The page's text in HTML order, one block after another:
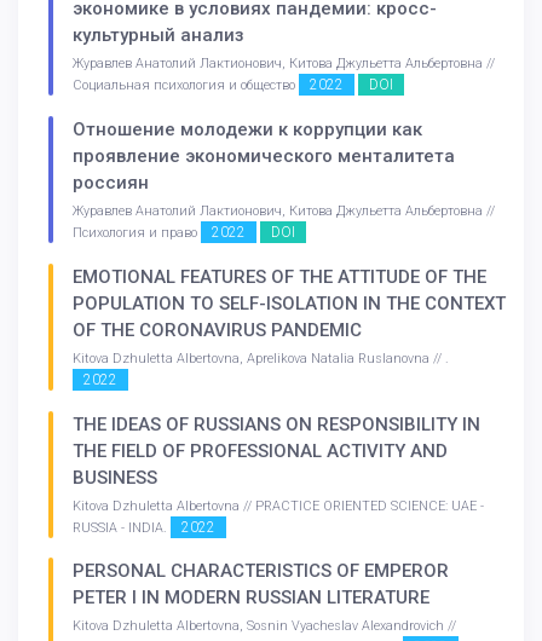
экономике в условиях пандемии: кросс-
культурный анализ
Журавлев Анатолий Лактионович, Китова Джульетта Альбертовна //
Социальная психология и общество
2022 DOI
Отношение молодежи к коррупции как
проявление экономического менталитета
россиян
Журавлев Анатолий Лактионович, Китова Джульетта Альбертовна //
Психология и право
2022 DOI
EMOTIONAL FEATURES OF THE ATTITUDE OF THE
POPULATION TO SELF-ISOLATION IN THE CONTEXT
OF THE CORONAVIRUS PANDEMIC
Kitova Dzhuletta Albertovna, Aprelikova Natalia Ruslanovna // .
2022
THE IDEAS OF RUSSIANS ON RESPONSIBILITY IN
THE FIELD OF PROFESSIONAL ACTIVITY AND
BUSINESS
Kitova Dzhuletta Albertovna // PRACTICE ORIENTED SCIENCE: UAE -
RUSSIA - INDIA.
2022
PERSONAL CHARACTERISTICS OF EMPEROR
PETER I IN MODERN RUSSIAN LITERATURE
Kitova Dzhuletta Albertovna, Sosnin Vyacheslav Alexandrovich //